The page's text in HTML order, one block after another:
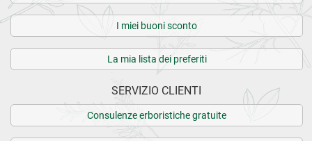
I miei buoni sconto
La mia lista dei preferiti
SERVIZIO CLIENTI
Consulenze erboristiche gratuite